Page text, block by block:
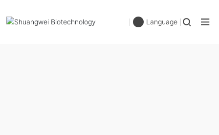
Language